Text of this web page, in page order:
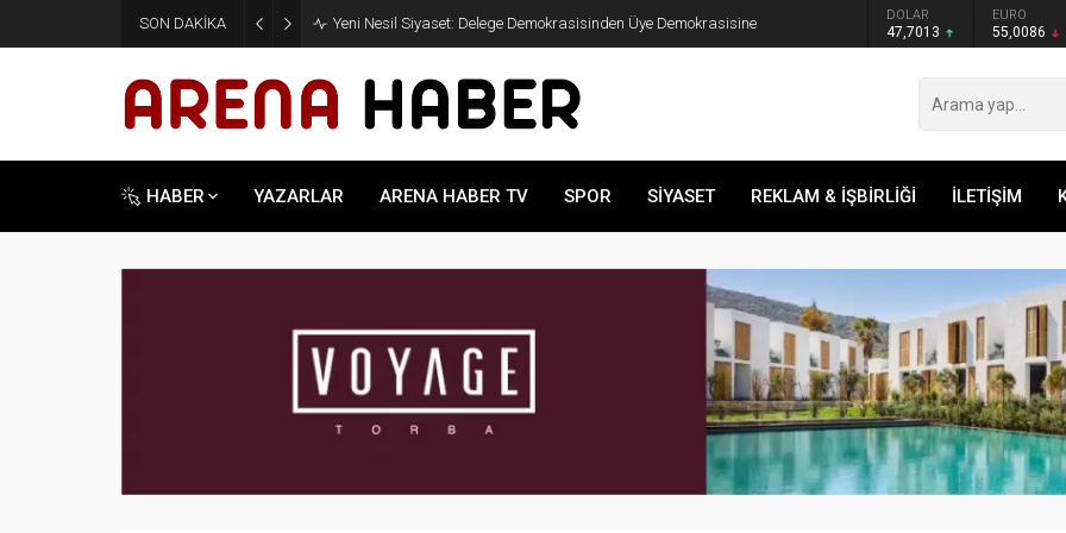
SON DAKİKA Yeni Nesil Siyaset: Delege Demokrasisinden Üye Demokrasisine DOLAR
47,7013
EURO
55,0086
HABER YAZARLAR ARENA HABER TV SPOR SİYASET REKLAM & İŞBİRLİĞİ İLETİŞİM